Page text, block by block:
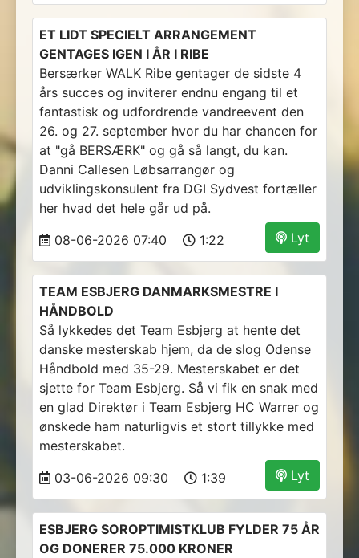
ET LIDT SPECIELT ARRANGEMENT
GENTAGES IGEN I ÅR I RIBE
Bersærker WALK Ribe gentager de sidste 4
års succes og inviterer endnu engang til et
fantastisk og udfordrende vandreevent den
26. og 27. september hvor du har chancen for
at "gå BERSÆRK" og gå så langt, du kan.
Danni Callesen Løbsarrangør og
udviklingskonsulent fra DGI Sydvest fortæller
her hvad det hele går ud på.
Lyt
08-06-2026 07:40 1:22
TEAM ESBJERG DANMARKSMESTRE I
HÅNDBOLD
Så lykkedes det Team Esbjerg at hente det
danske mesterskab hjem, da de slog Odense
Håndbold med 35-29. Mesterskabet er det
sjette for Team Esbjerg. Så vi fik en snak med
en glad Direktør i Team Esbjerg HC Warrer og
ønskede ham naturligvis et stort tillykke med
mesterskabet.
Lyt
03-06-2026 09:30 1:39
ESBJERG SOROPTIMISTKLUB FYLDER 75 ÅR
OG DONERER 75.000 KRONER